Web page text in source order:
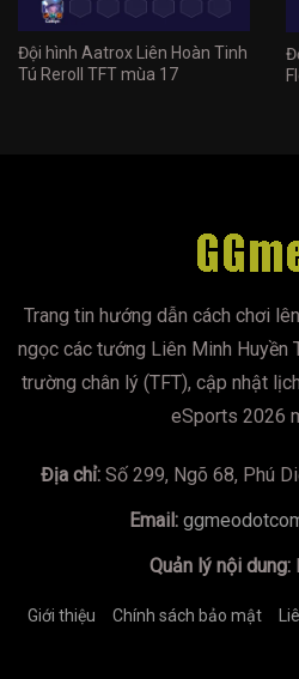
Đội hình Aatrox Liên Hoàn Tinh
Tú Reroll TFT mùa 17
Trang tin hướng dẫn cách chơi
ngọc các tướng Liên Minh Huyền
trường chân lý (TFT), cập nhật
eSports 2026
Địa chỉ:Số 299, Ngõ 68, Phú
Email:
Quản lý nội dung:
Giới thiệu Chính sách bảo mật